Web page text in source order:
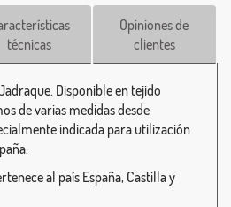
técnicas
Opiniones de
clientes
Disponible en tejido
de varias medidas desde
indicada para utilización
al país España, Castilla y